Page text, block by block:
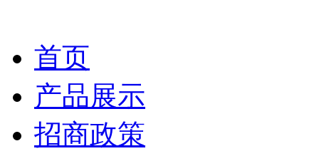
首页
产品展示
招商政策